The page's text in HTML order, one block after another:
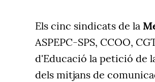
Els cinc sindicats de la
ASPEPC-SPS, CCOO,
d'Educació la petició de
dels mitjans de